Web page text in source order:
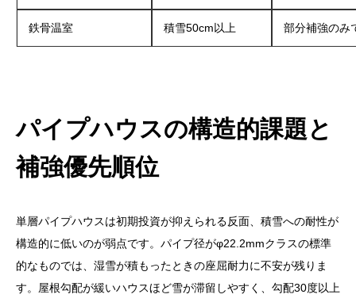
鉄骨温室 積雪50cm以上 部分補強のみ
パイプハウスの構造的課題と
補強優先順位
単層パイプハウスは初期投資が抑えられる反面、積雪への耐性が
構造的に低いのが弱点です。パイプ径がφ22.2mmクラスの標準
的なものでは、湿雪が積もったときの座屈耐力に不安が残りま
す。屋根勾配が緩いハウスほど雪が滞留しやすく、勾配30度以上